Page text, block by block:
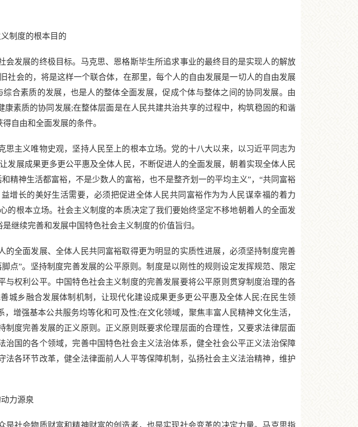
制度的根本目的
发展的终极目标。马克思、恩格斯毕生所追求事业的最终目的是实现人的解放
社会的，将是这样一个联合体，在那里，每个人的自由发展是一切人的自由发展
合素质的发展，也是人的整体全面发展，促成个体与整体之间的协同发展。由
素质的协同发展;在整体层面是在人民共建共治共享的过程中，构筑稳固的和谐
自由和全面发展的条件。
义唯物史观，坚持人民至上的根本立场。党的十八大以来，以习近平同志为
发展成果更多更公平惠及全体人民，不断促进人的全面发展，朝着实现全体人民
精神生活都富裕，不是少数人的富裕，也不是整齐划一的平均主义”，“共同富裕
增长的美好生活需要，必须把促进全体人民共同富裕作为为人民谋幸福的着力
的根本立场。社会主义制度的本质决定了我们要始终坚定不移地朝着人的全面发
继续完善和发展中国特色社会主义制度的价值旨归。
全面发展、全体人民共同富裕取得更为明显的实质性进展，必须坚持制度完善
点”。坚持制度完善发展的公平原则。制度是以刚性的规则设定发挥规范、限定
权利公平。中国特色社会主义制度的完善发展要将公平原则贯穿制度治理的各
城乡融合发展体制机制，让现代化建设成果更多更公平惠及全体人民;在民生领
增强基本公共服务均等化和可及性;在文化领域，聚焦丰富人民精神文化生活，
度完善发展的正义原则。正义原则既要求伦理层面的合理性，又要求法律层面
国的各个领域，完善中国特色社会主义法治体系，健全社会公平正义法治保障
各环节改革，健全法律面前人人平等保障机制，弘扬社会主义法治精神，维护
力源泉
社会物质财富和精神财富的创造者，也是实现社会变革的决定力量。马克思指